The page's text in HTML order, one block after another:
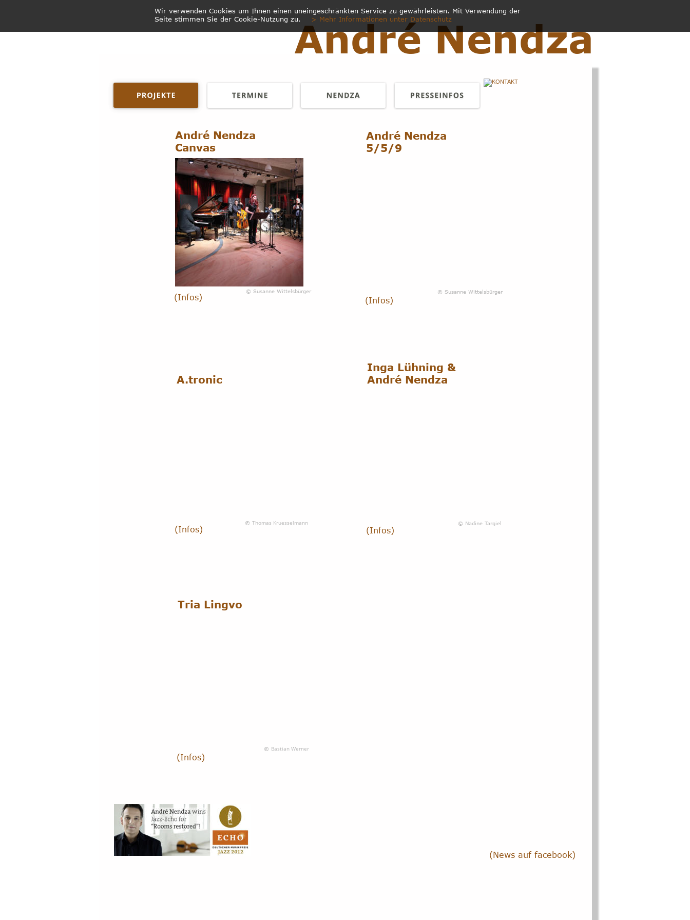
André Nendza
Canvas
(Infos)
Inga Lühning &
André Nendza
(Infos)
André Nendza
(News auf facebook)
A.tronic
(Infos)
(Infos)
© Susanne Wittelsbürger
© Nadine Targiel
© Thomas Kruesselmann
Tria Lingvo
(Infos)
© Bastian Werner
André Nendza
5/5/9
© Susanne Wittelsbürger
Wir verwenden Cookies um Ihnen einen uneingeschränkten Service zu gewährleisten. Mit Verwendung der
Seite stimmen Sie der Cookie-Nutzung zu. > Mehr Informationen unter Datenschutz